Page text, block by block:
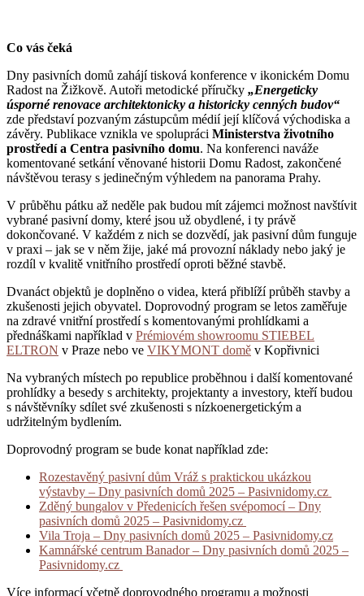
Co vás čeká
Dny pasivních domů zahájí tisková konference v ikonickém Domu
Radost na Žižkově. Autoři metodické příručky „Energeticky
úsporné renovace architektonicky a historicky cenných budov“
zde představí pozvaným zástupcům médií její klíčová východiska a
závěry. Publikace vznikla ve spolupráci Ministerstva životního
prostředí a Centra pasivního domu. Na konferenci naváže
komentované setkání věnované historii Domu Radost, zakončené
návštěvou terasy s jedinečným výhledem na panorama Prahy.
V průběhu pátku až neděle pak budou mít zájemci možnost navštívit
vybrané pasivní domy, které jsou už obydlené, i ty právě
dokončované. V každém z nich se dozvědí, jak pasivní dům funguje
v praxi – jak se v něm žije, jaké má provozní náklady nebo jaký je
rozdíl v kvalitě vnitřního prostředí oproti běžné stavbě.
Dvanáct objektů je doplněno o videa, která přiblíží průběh stavby a
zkušenosti jejich obyvatel. Doprovodný program se letos zaměřuje
na zdravé vnitřní prostředí s komentovanými prohlídkami a
přednáškami například v Prémiovém showroomu STIEBEL
ELTRON v Praze nebo ve VIKYMONT domě v Kopřivnici
Na vybraných místech po republice proběhnou i další komentované
prohlídky a besedy s architekty, projektanty a investory, kteří budou
s návštěvníky sdílet své zkušenosti s nízkoenergetickým a
udržitelným bydlením.
Doprovodný program se bude konat například zde:
Rozestavěný pasivní dům Vráž s praktickou ukázkou
výstavby – Dny pasivních domů 2025 – Pasivnidomy.cz
Zděný bungalov v Předenicích řešen svépomocí – Dny
pasivních domů 2025 – Pasivnidomy.cz
Vila Troja – Dny pasivních domů 2025 – Pasivnidomy.cz
Kamnářské centrum Banador – Dny pasivních domů 2025 –
Pasivnidomy.cz
Více informací včetně doprovodného programu a možnosti